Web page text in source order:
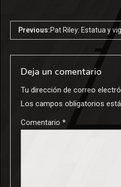
Previous:Pat Riley: Estatua y
Deja un comentario
Tu dirección de correo
Los campos obligatorios
Comentario *